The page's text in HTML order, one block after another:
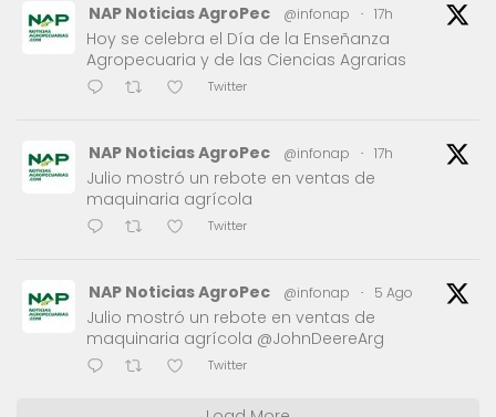
NAP Noticias AgroPec @infonap · 17h
Hoy se celebra el Día de la Enseñanza
Agropecuaria y de las Ciencias Agrarias
Twitter
NAP Noticias AgroPec @infonap · 17h
Julio mostró un rebote en ventas de
maquinaria agrícola
Twitter
NAP Noticias AgroPec @infonap · 5 Ago
Julio mostró un rebote en ventas de
maquinaria agrícola @JohnDeereArg
Twitter